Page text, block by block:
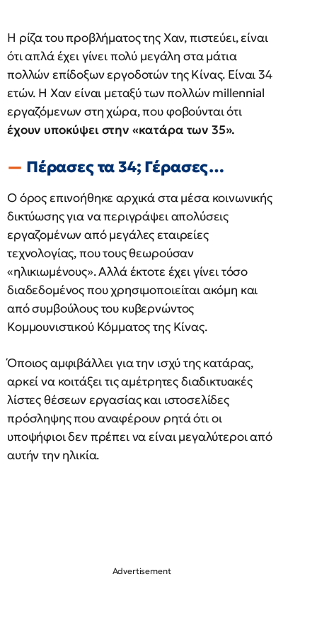
Η ρίζα του προβλήματος της Χαν, πιστεύει, είναι
ότι απλά έχει γίνει πολύ μεγάλη στα μάτια
πολλών επίδοξων εργοδοτών της Κίνας. Είναι 34
ετών. Η Χαν είναι μεταξύ των πολλών millennial
εργαζόμενων στη χώρα, που φοβούνται ότι
έχουν υποκύψει στην «κατάρα των 35».
Πέρασες τα 34; Γέρασες…
Ο όρος επινοήθηκε αρχικά στα μέσα κοινωνικής
δικτύωσης για να περιγράψει απολύσεις
εργαζομένων από μεγάλες εταιρείες
τεχνολογίας, που τους θεωρούσαν
«ηλικιωμένους». Αλλά έκτοτε έχει γίνει τόσο
διαδεδομένος που χρησιμοποιείται ακόμη και
από συμβούλους του κυβερνώντος
Κομμουνιστικού Κόμματος της Κίνας.
Όποιος αμφιβάλλει για την ισχύ της κατάρας,
αρκεί να κοιτάξει τις αμέτρητες διαδικτυακές
λίστες θέσεων εργασίας και ιστοσελίδες
πρόσληψης που αναφέρουν ρητά ότι οι
υποψήφιοι δεν πρέπει να είναι μεγαλύτεροι από
αυτήν την ηλικία.